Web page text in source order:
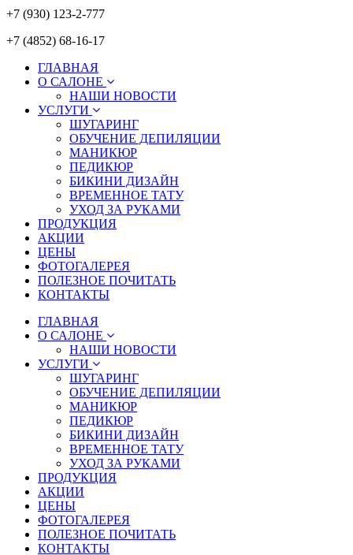
+7 (930) 123-2-777
+7 (4852) 68-16-17
ГЛАВНАЯ
О САЛОНЕ
НАШИ НОВОСТИ
УСЛУГИ
ШУГАРИНГ
ОБУЧЕНИЕ ДЕПИЛЯЦИИ
МАНИКЮР
ПЕДИКЮР
БИКИНИ ДИЗАЙН
ВРЕМЕННОЕ ТАТУ
УХОД ЗА РУКАМИ
ПРОДУКЦИЯ
АКЦИИ
ЦЕНЫ
ФОТОГАЛЕРЕЯ
ПОЛЕЗНОЕ ПОЧИТАТЬ
КОНТАКТЫ
ГЛАВНАЯ
О САЛОНЕ
НАШИ НОВОСТИ
УСЛУГИ
ШУГАРИНГ
ОБУЧЕНИЕ ДЕПИЛЯЦИИ
МАНИКЮР
ПЕДИКЮР
БИКИНИ ДИЗАЙН
ВРЕМЕННОЕ ТАТУ
УХОД ЗА РУКАМИ
ПРОДУКЦИЯ
АКЦИИ
ЦЕНЫ
ФОТОГАЛЕРЕЯ
ПОЛЕЗНОЕ ПОЧИТАТЬ
КОНТАКТЫ